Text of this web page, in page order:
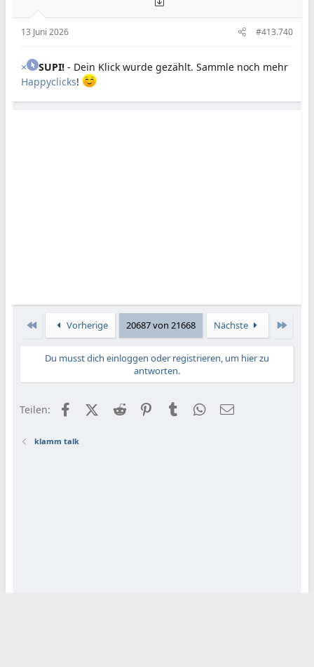
13 Juni 2026 #413.740
× SUPI! - Dein Klick wurde gezählt. Sammle noch mehr
Happyclicks!
Erste Vorherige 20687 von 21668 Nächste
Du musst dich einloggen oder registrieren, um hier zu
antworten.
Teilen: FacebookX (Twitter)
Reddit PinterestTumblr WhatsApp
klamm talk